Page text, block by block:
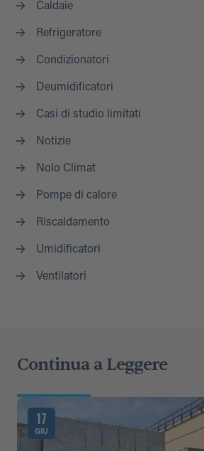
Caldaie
Refrigeratore
Condizionatori
Deumidificatori
Casi di studio limitati
Notizie
Nolo Climat
Pompe di calore
Riscaldamento
Umidificatori
Ventilatori
Continua a Leggere
17
GIU